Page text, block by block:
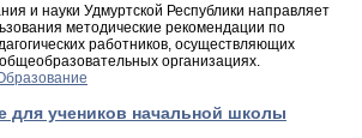
и науки Удмуртской Республики направляет
методические рекомендации по
работников, осуществляющих
организациях.​
для учеников начальной школы